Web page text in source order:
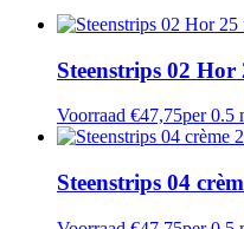
Steenstrips 02
Voorraad €47,75per 0.5
Steenstrips 04